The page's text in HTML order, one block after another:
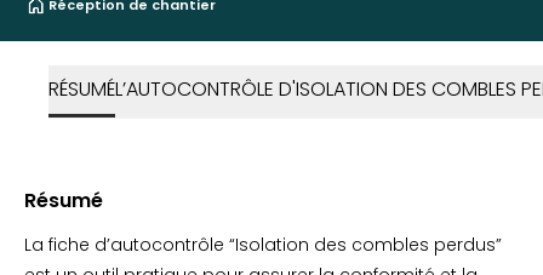
Réception de chantier
RÉSUMÉL’AUTOCONTRÔLE D'ISOLATION DES COMBLES
Résumé
La fiche d’autocontrôle “Isolation des combles perdus”